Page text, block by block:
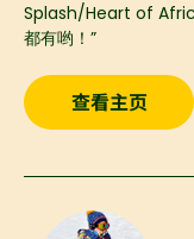
Splash/Heart of
都有哟！”
查看主页